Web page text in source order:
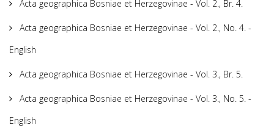
Acta geographica Bosniae et Herzegovinae - Vol. 2., Br. 4.
Acta geographica Bosniae et Herzegovinae - Vol. 2., No. 4. -
English
Acta geographica Bosniae et Herzegovinae - Vol. 3., Br. 5.
Acta geographica Bosniae et Herzegovinae - Vol. 3., No. 5. -
English